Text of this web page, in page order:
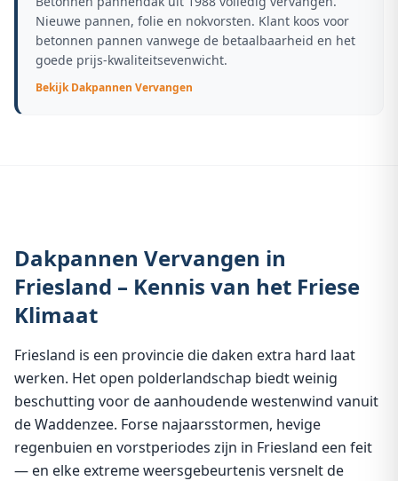
Nieuwe pannen, folie en nokvorsten. Klant koos voor
betonnen pannen vanwege de betaalbaarheid en het
goede prijs-kwaliteitsevenwicht.
BekijkDakpannen Vervangen
Dakpannen Vervangen in
Friesland – Kennis van het Friese
Klimaat
Friesland is een provincie die daken extra hard laat
werken. Het open polderlandschap biedt weinig
beschutting voor de aanhoudende westenwind vanuit
de Waddenzee. Forse najaarsstormen, hevige
regenbuien en vorstperiodes zijn in Friesland een feit
— en elke extreme weersgebeurtenis versnelt de